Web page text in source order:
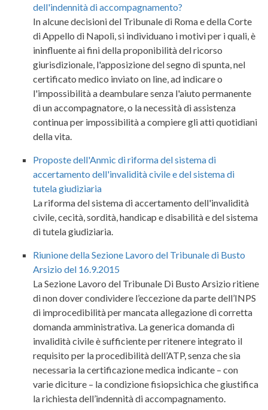
dell'indennità di accompagnamento?
In alcune decisioni del Tribunale di Roma e della Corte
di Appello di Napoli, si individuano i motivi per i quali, è
ininfluente ai fini della proponibilità del ricorso
giurisdizionale, l'apposizione del segno di spunta, nel
certificato medico inviato on line, ad indicare o
l'impossibilità a deambulare senza l'aiuto permanente
di un accompagnatore, o la necessità di assistenza
continua per impossibilità a compiere gli atti quotidiani
della vita.
Proposte dell'Anmic di riforma del sistema di
accertamento dell'invalidità civile e del sistema di
tutela giudiziaria
La riforma del sistema di accertamento dell'invalidità
civile, cecità, sordità, handicap e disabilità e del sistema
di tutela giudiziaria.
Riunione della Sezione Lavoro del Tribunale di Busto
Arsizio del 16.9.2015
La Sezione Lavoro del Tribunale Di Busto Arsizio ritiene
di non dover condividere l’eccezione da parte dell’INPS
di improcedibilità per mancata allegazione di corretta
domanda amministrativa. La generica domanda di
invalidità civile è sufficiente per ritenere integrato il
requisito per la procedibilità dell’ATP, senza che sia
necessaria la certificazione medica indicante – con
varie diciture – la condizione fisiopsichica che giustifica
la richiesta dell’indennità di accompagnamento.